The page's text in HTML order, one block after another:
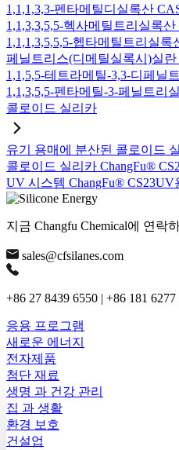
1,1,1,3,3-펜타메틸디실록산
1,1,3,3,5,5-헥사메틸트리실록산
1,1,1,3,5,5,5-헵타메틸트리실록
페닐트리스(디메틸실록시)실란
1,1,5,5-테트라메틸-3,3-디페닐
1,1,3,5,5-펜타메틸-3-페닐트리
콜로이드 실리카
유기 용매에 분산된 콜로이드
콜로이드 실리카 ChangFu®
UV 시스템 ChangFu®
지금 Changfu Chemical에 연락
sales@cfsilanes.com
+86 27 8439 6550 | +86 181 6277
응용 프로그램
새로운 에너지
전자제품
첨단 재료
생명 과 건강 관리
집 과 생활
환경 보호
건설업